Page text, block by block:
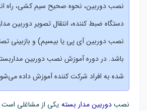
نصب دوربین، نحوه صحیح سیم کشی، راه
دستگاه ضبط کننده، انتقال تصویر دوربین
نصب دوربین آی پی یا بیسیم) و بازبینی
باشد. در دوره آموزش نصب دوربین
شده به افراد شرکت کننده آموزش داده
نصبدوربین مدار بسته یکی از مشاغلی است